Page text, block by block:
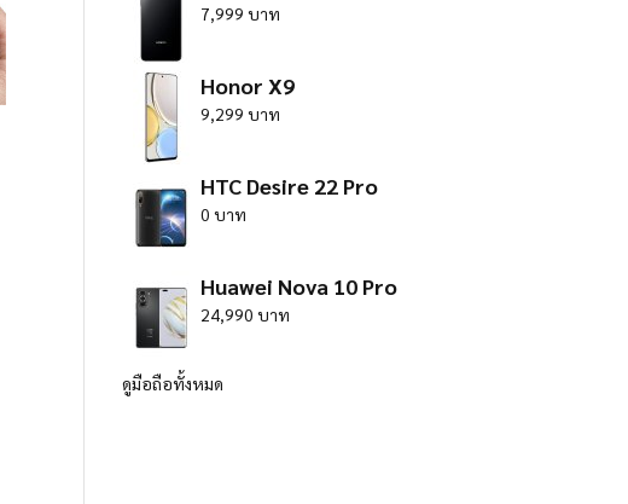
7,999 บาท
Honor X9
9,299 บาท
HTC Desire 22 Pro
0 บาท
Huawei Nova 10 Pro
24,990 บาท
ดูมือถือทั้งหมด